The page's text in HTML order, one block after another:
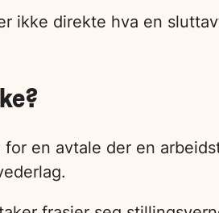
ikke direkte hva en
en avtale der en